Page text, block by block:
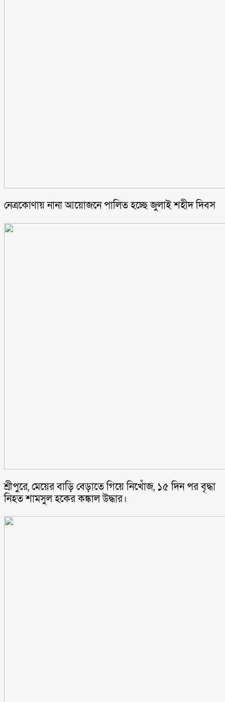
নেত্রকোণায় নানা আয়োজনে পালিত হচ্ছে জুলাই শহীদ দিবস
শ্রীপুরে, মেয়ের বাড়ি বেড়াতে গিয়ে নিখোঁজ, ১৫ দিন পর বৃদ্ধা
নিহত শামসুল হকের কঙ্কাল উদ্ধার।